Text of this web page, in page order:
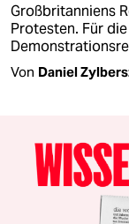
Großbritanniens
Protesten. Für
Von Daniel